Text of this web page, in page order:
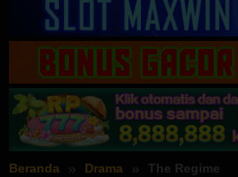
Beranda Drama The Regime